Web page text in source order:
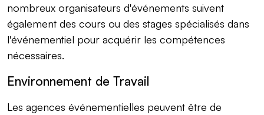
nombreux organisateurs d'événements suivent
également des cours ou des stages spécialisés dans
l'événementiel pour acquérir les compétences
nécessaires.
Environnement de Travail
Les agences événementielles peuvent être de